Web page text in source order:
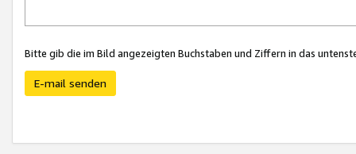
Bitte gib die im Bild angezeigten Buchstaben und Ziffern in das
E-mail senden